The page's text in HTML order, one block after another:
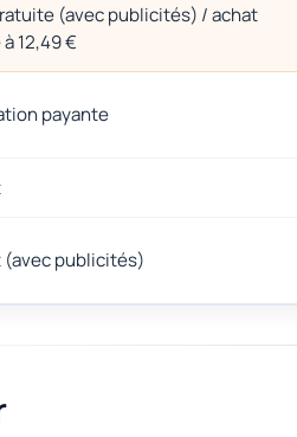
(avec publicités) / achat
12,49 €
payante
(avec publicités)